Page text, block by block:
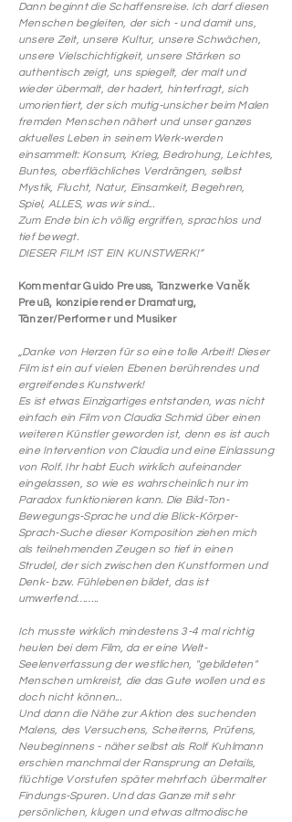
Dann beginnt die Schaffensreise. Ich darf diesen
Menschen begleiten, der sich - und damit uns,
unsere Zeit, unsere Kultur, unsere Schwächen,
unsere Vielschichtigkeit, unsere Stärken so
authentisch zeigt, uns spiegelt, der malt und
wieder übermalt, der hadert, hinterfragt, sich
umorientiert, der sich mutig-unsicher beim Malen
fremden Menschen nähert und unser ganzes
aktuelles Leben in seinem Werk-werden
einsammelt: Konsum, Krieg, Bedrohung, Leichtes,
Buntes, oberflächliches Verdrängen, selbst
Mystik, Flucht, Natur, Einsamkeit, Begehren,
Spiel, ALLES, was wir sind...
Zum Ende bin ich völlig ergriffen, sprachlos und
tief bewegt.
DIESER FILM IST EIN KUNSTWERK!“
Kommentar Guido Preuss, Tanzwerke Vaněk
Preuß, konzipierender Dramaturg,
Tänzer/Performer und Musiker
„Danke von Herzen für so eine tolle Arbeit! Dieser
Film ist ein auf vielen Ebenen berührendes und
ergreifendes Kunstwerk!
Es ist etwas Einzigartiges entstanden, was nicht
einfach ein Film von Claudia Schmid über einen
weiteren Künstler geworden ist, denn es ist auch
eine Intervention von Claudia und eine Einlassung
von Rolf. Ihr habt Euch wirklich aufeinander
eingelassen, so wie es wahrscheinlich nur im
Paradox funktionieren kann. Die Bild-Ton-
Bewegungs-Sprache und die Blick-Körper-
Sprach-Suche dieser Komposition ziehen mich
als teilnehmenden Zeugen so tief in einen
Strudel, der sich zwischen den Kunstformen und
Denk- bzw. Fühlebenen bildet, das ist
umwerfend……..
Ich musste wirklich mindestens 3-4 mal richtig
heulen bei dem Film, da er eine Welt-
Seelenverfassung der westlichen, "gebildeten"
Menschen umkreist, die das Gute wollen und es
doch nicht können...
Und dann die Nähe zur Aktion des suchenden
Malens, des Versuchens, Scheiterns, Prüfens,
Neubeginnens - näher selbst als Rolf Kuhlmann
erschien manchmal der Ransprung an Details,
flüchtige Vorstufen später mehrfach übermalter
Findungs-Spuren. Und das Ganze mit sehr
persönlichen, klugen und etwas altmodische